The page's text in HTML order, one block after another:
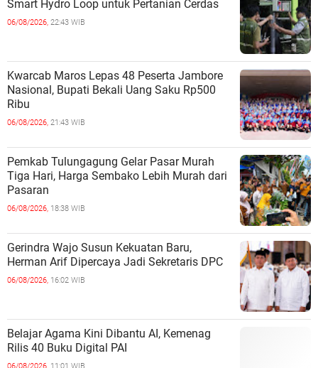
Smart Hydro Loop untuk Pertanian Cerdas
06/08/2026, 22:43 WIB
Kwarcab Maros Lepas 48 Peserta Jambore
Nasional, Bupati Bekali Uang Saku Rp500
Ribu
06/08/2026, 21:43 WIB
Pemkab Tulungagung Gelar Pasar Murah
Tiga Hari, Harga Sembako Lebih Murah dari
Pasaran
06/08/2026, 18:38 WIB
Gerindra Wajo Susun Kekuatan Baru,
Herman Arif Dipercaya Jadi Sekretaris DPC
06/08/2026, 16:02 WIB
Belajar Agama Kini Dibantu AI, Kemenag
Rilis 40 Buku Digital PAI